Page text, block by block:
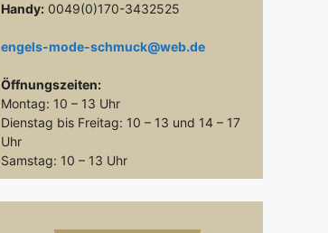
Handy: 0049(0)170-3432525
engels-mode-schmuck@web.de
Öffnungszeiten:
Montag: 10 – 13 Uhr
Dienstag bis Freitag: 10 – 13 und 14 – 17
Uhr
Samstag: 10 – 13 Uhr